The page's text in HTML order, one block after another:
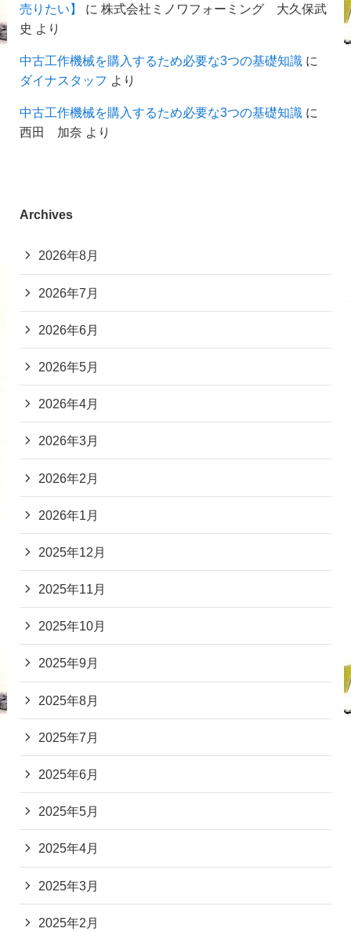
売りたい】 に 株式会社ミノワフォーミング 大久保武
史 より
中古工作機械を購入するため必要な3つの基礎知識に
ダイナスタッフ より
中古工作機械を購入するため必要な3つの基礎知識に
西田 加奈 より
Archives
2026年8月
2026年7月
2026年6月
2026年5月
2026年4月
2026年3月
2026年2月
2026年1月
2025年12月
2025年11月
2025年10月
2025年9月
2025年8月
2025年7月
2025年6月
2025年5月
2025年4月
2025年3月
2025年2月